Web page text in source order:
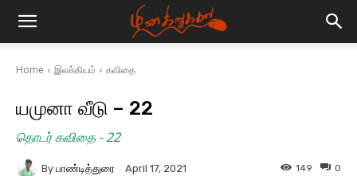
Home இலக்கியம் கவிதை
யமுனா வீடு – 22
தொடர் கவிதை - 22
By பாண்டித்துரை April 17, 2021 0
149